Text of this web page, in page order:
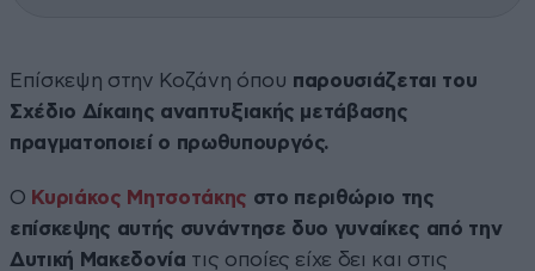
Επίσκεψη στην Κοζάνη όπου παρουσιάζεται του
Σχέδιο Δίκαιης αναπτυξιακής μετάβασης
πραγματοποιεί ο πρωθυπουργός.
Ο Κυριάκος Μητσοτάκης στο περιθώριο της
επίσκεψης αυτής συνάντησε δυο γυναίκες από την
Δυτική Μακεδονία τις οποίες είχε δει και στις